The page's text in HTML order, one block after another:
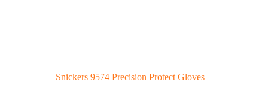
Snickers 9574 Precision Protect Gloves